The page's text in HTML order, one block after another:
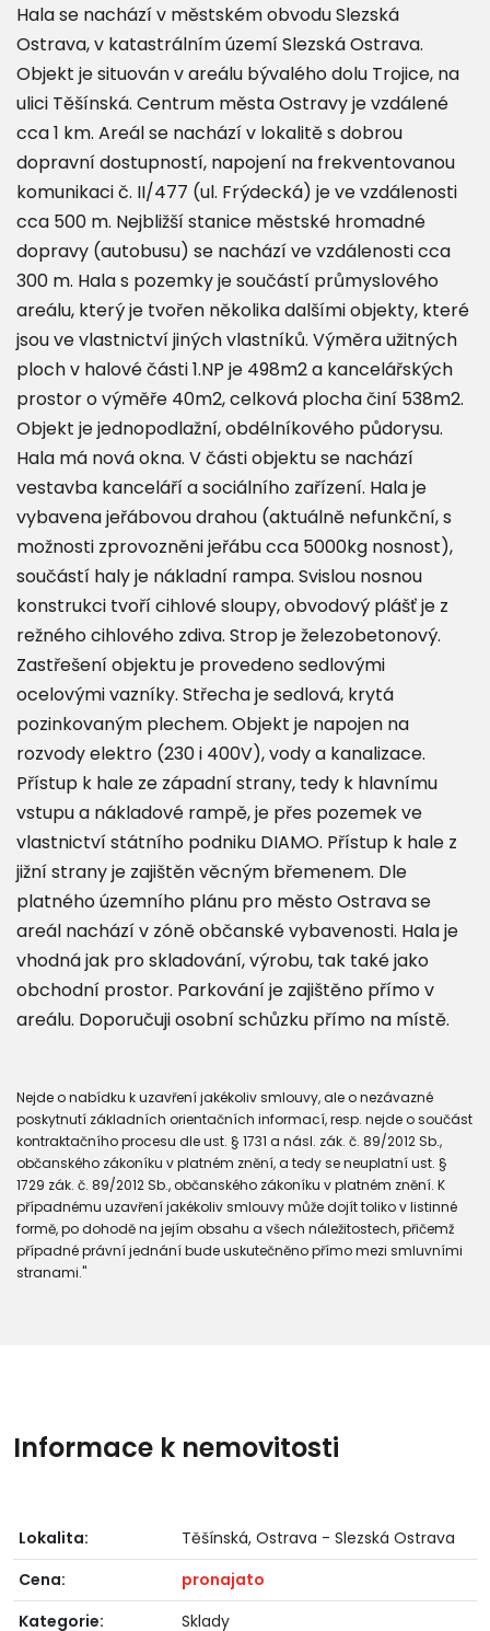
Hala se nachází v městském obvodu Slezská
Ostrava, v katastrálním území Slezská Ostrava.
Objekt je situován v areálu bývalého dolu Trojice, na
ulici Těšínská. Centrum města Ostravy je vzdálené
cca 1 km. Areál se nachází v lokalitě s dobrou
dopravní dostupností, napojení na frekventovanou
komunikaci č. II/477 (ul. Frýdecká) je ve vzdálenosti
cca 500 m. Nejbližší stanice městské hromadné
dopravy (autobusu) se nachází ve vzdálenosti cca
300 m. Hala s pozemky je součástí průmyslového
areálu, který je tvořen několika dalšími objekty, které
jsou ve vlastnictví jiných vlastníků. Výměra užitných
ploch v halové části 1.NP je 498m2 a kancelářských
prostor o výměře 40m2, celková plocha činí 538m2.
Objekt je jednopodlažní, obdélníkového půdorysu.
Hala má nová okna. V části objektu se nachází
vestavba kanceláří a sociálního zařízení. Hala je
vybavena jeřábovou drahou (aktuálně nefunkční, s
možnosti zprovozněni jeřábu cca 5000kg nosnost),
součástí haly je nákladní rampa. Svislou nosnou
konstrukci tvoří cihlové sloupy, obvodový plášť je z
režného cihlového zdiva. Strop je železobetonový.
Zastřešení objektu je provedeno sedlovými
ocelovými vazníky. Střecha je sedlová, krytá
pozinkovaným plechem. Objekt je napojen na
rozvody elektro (230 i 400V), vody a kanalizace.
Přístup k hale ze západní strany, tedy k hlavnímu
vstupu a nákladové rampě, je přes pozemek ve
vlastnictví státního podniku DIAMO. Přístup k hale z
jižní strany je zajištěn věcným břemenem. Dle
platného územního plánu pro město Ostrava se
areál nachází v zóně občanské vybavenosti. Hala je
vhodná jak pro skladování, výrobu, tak také jako
obchodní prostor. Parkování je zajištěno přímo v
areálu. Doporučuji osobní schůzku přímo na místě.
Nejde o nabídku k uzavření jakékoliv smlouvy, ale o nezávazné
poskytnutí základních orientačních informací, resp. nejde o součást
kontraktačního procesu dle ust. § 1731 a násl. zák. č. 89/2012 Sb.,
občanského zákoníku v platném znění, a tedy se neuplatní ust. §
1729 zák. č. 89/2012 Sb., občanského zákoníku v platném znění. K
případnému uzavření jakékoliv smlouvy může dojít toliko v listinné
formě, po dohodě na jejím obsahu a všech náležitostech, přičemž
případné právní jednání bude uskutečněno přímo mezi smluvními
stranami."
Informace k nemovitosti
Lokalita:
Těšínská, Ostrava - Slezská Ostrava
Cena:
pronajato
Kategorie:
Sklady